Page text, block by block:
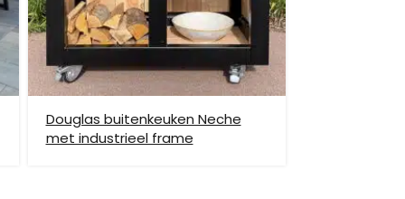
Douglas buitenkeuken Neche
met industrieel frame